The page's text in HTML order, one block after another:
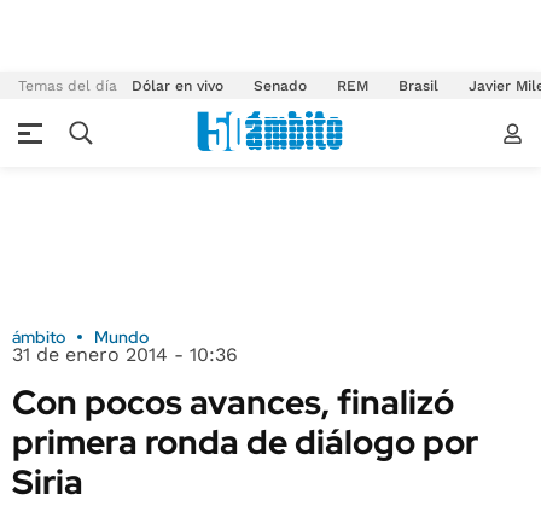
Temas del día Dólar en vivo Senado REM Brasil Javier
ámbito Mundo
31 de enero 2014 - 10:36
Con pocos avances, finalizó
primera ronda de diálogo por
Siria